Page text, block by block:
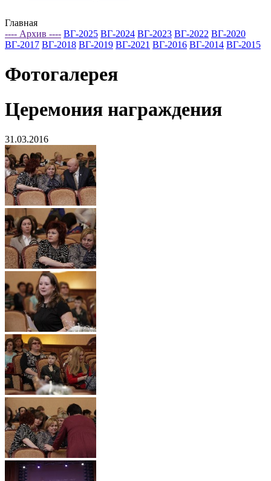
Главная
---- Архив ---- ВГ-2025 ВГ-2024 ВГ-2023 ВГ-2022 ВГ-2020
ВГ-2017 ВГ-2018 ВГ-2019 ВГ-2021 ВГ-2016 ВГ-2014 ВГ-2015
Фотогалерея
Церемония награждения
31.03.2016